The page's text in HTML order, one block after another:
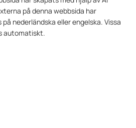
på denna webbsida har
nederländska eller engelska. Vissa
automatiskt.